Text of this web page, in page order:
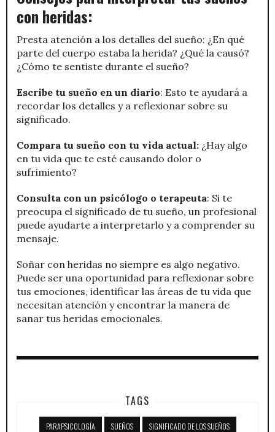
con heridas:
Presta atención a los detalles del sueño: ¿En qué
parte del cuerpo estaba la herida? ¿Qué la causó?
¿Cómo te sentiste durante el sueño?
Escribe tu sueño en un diario: Esto te ayudará a
recordar los detalles y a reflexionar sobre su
significado.
Compara tu sueño con tu vida actual: ¿Hay algo
en tu vida que te esté causando dolor o
sufrimiento?
Consulta con un psicólogo o terapeuta: Si te
preocupa el significado de tu sueño, un profesional
puede ayudarte a interpretarlo y a comprender su
mensaje.
Soñar con heridas no siempre es algo negativo.
Puede ser una oportunidad para reflexionar sobre
tus emociones, identificar las áreas de tu vida que
necesitan atención y encontrar la manera de
sanar tus heridas emocionales.
TAGS
PARAPSICOLOGÍA SUEÑOS SIGNIFICADO DE LOS SUEÑOS